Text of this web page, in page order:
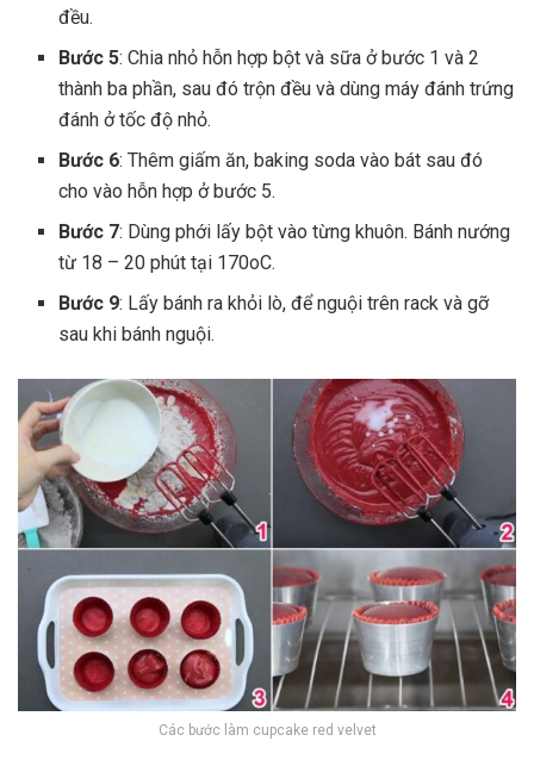
đều.
Bước 5: Chia nhỏ hỗn hợp bột và sữa ở bước 1 và 2
thành ba phần, sau đó trộn đều và dùng máy đánh trứng
đánh ở tốc độ nhỏ.
Bước 6: Thêm giấm ăn, baking soda vào bát sau đó
cho vào hỗn hợp ở bước 5.
Bước 7: Dùng phới lấy bột vào từng khuôn. Bánh nướng
từ 18 – 20 phút tại 170oC.
Bước 9: Lấy bánh ra khỏi lò, để nguội trên rack và gỡ
sau khi bánh nguội.
Các bước làm cupcake red velvet